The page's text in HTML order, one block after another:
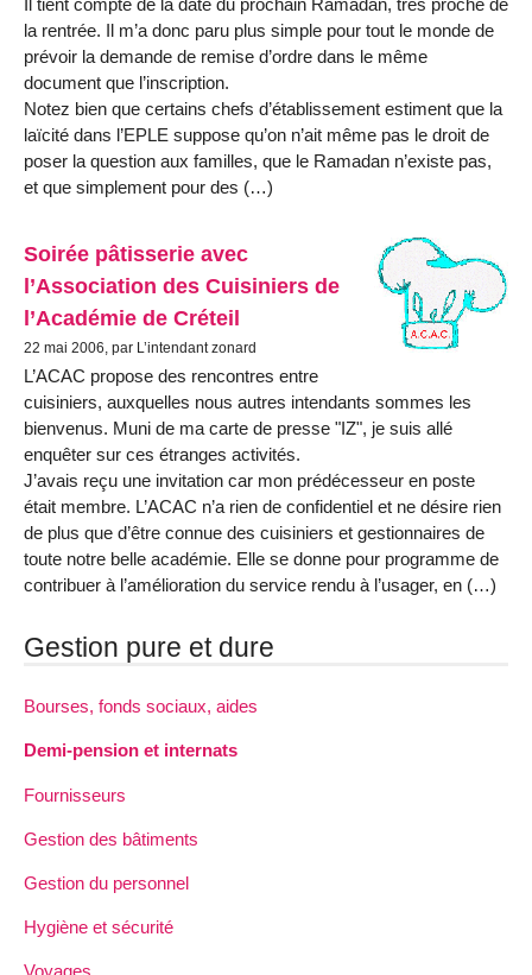
Il tient compte de la date du prochain Ramadan, très proche de
la rentrée. Il m’a donc paru plus simple pour tout le monde de
prévoir la demande de remise d’ordre dans le même
document que l’inscription.
Notez bien que certains chefs d’établissement estiment que la
laïcité dans l’EPLE suppose qu’on n’ait même pas le droit de
poser la question aux familles, que le Ramadan n’existe pas,
et que simplement pour des (…)
Soirée pâtisserie avec
l’Association des Cuisiniers de
l’Académie de Créteil
22 mai 2006, par L’intendant zonard
L’ACAC propose des rencontres entre
cuisiniers, auxquelles nous autres intendants sommes les
bienvenus. Muni de ma carte de presse "IZ", je suis allé
enquêter sur ces étranges activités.
J’avais reçu une invitation car mon prédécesseur en poste
était membre. L’ACAC n’a rien de confidentiel et ne désire rien
de plus que d’être connue des cuisiniers et gestionnaires de
toute notre belle académie. Elle se donne pour programme de
contribuer à l’amélioration du service rendu à l’usager, en (…)
Gestion pure et dure
Bourses, fonds sociaux, aides
Demi-pension et internats
Fournisseurs
Gestion des bâtiments
Gestion du personnel
Hygiène et sécurité